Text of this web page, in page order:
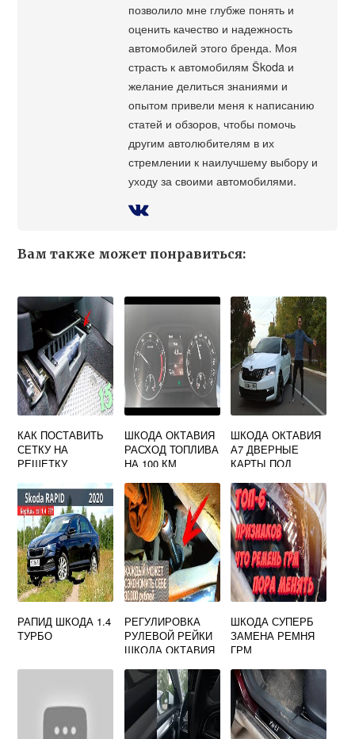
позволило мне глубже понять и
оценить качество и надежность
автомобилей этого бренда. Моя
страсть к автомобилям Škoda и
желание делиться знаниями и
опытом привели меня к написанию
статей и обзоров, чтобы помочь
другим автолюбителям в их
стремлении к наилучшему выбору и
уходу за своими автомобилями.
Вам также может понравиться:
КАК ПОСТАВИТЬ
СЕТКУ НА
РЕШЕТКУ
ШКОДА РАПИД
2018
ШКОДА ОКТАВИЯ
РАСХОД ТОПЛИВА
НА 100 КМ
ШКОДА ОКТАВИЯ
А7 ДВЕРНЫЕ
КАРТЫ ПОД
РАПИД ШКОДА 1.4
ТУРБО
РЕГУЛИРОВКА
РУЛЕВОЙ РЕЙКИ
ШКОДА ОКТАВИЯ
РУКАМИ
ШКОДА СУПЕРБ
ЗАМЕНА РЕМНЯ
ГРМ